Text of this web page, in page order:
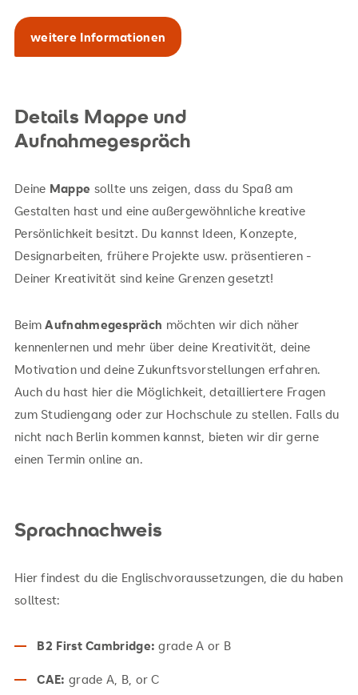
weitere Informationen
Details Mappe und
Aufnahmegespräch
Deine Mappe sollte uns zeigen, dass du Spaß am
Gestalten hast und eine außergewöhnliche kreative
Persönlichkeit besitzt. Du kannst Ideen, Konzepte,
Designarbeiten, frühere Projekte usw. präsentieren -
Deiner Kreativität sind keine Grenzen gesetzt!
BeimAufnahmegespräch möchten wir dich näher
kennenlernen und mehr über deine Kreativität, deine
Motivation und deine Zukunftsvorstellungen erfahren.
Auch du hast hier die Möglichkeit, detailliertere Fragen
zum Studiengang oder zur Hochschule zu stellen. Falls du
nicht nach Berlin kommen kannst, bieten wir dir gerne
einen Termin online an.
Sprachnachweis
Hier findest du die Englischvoraussetzungen, die du haben
solltest:
B2 First Cambridge: grade A or B
CAE: grade A, B, or C